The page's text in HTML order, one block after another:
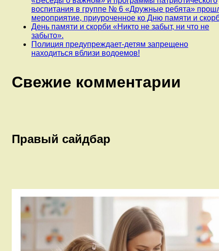
воспитания в группе № 6 «Дружные ребята»
мероприятие, приуроченное ко Дню памяти и
День памяти и скорби «Никто не забыт, ни что не
забыто».
Полиция предупреждает-детям запрещено
находиться вблизи водоемов!
Свежие комментарии
Правый сайдбар